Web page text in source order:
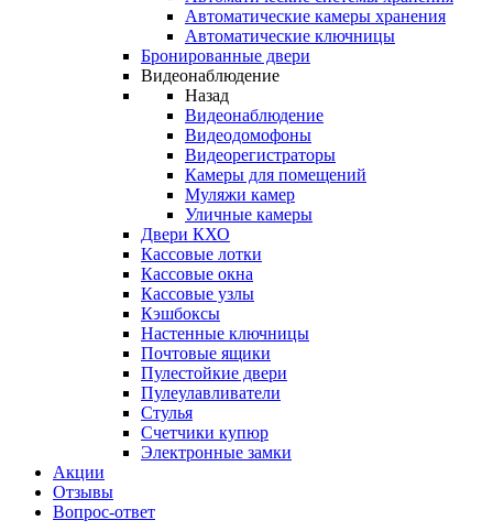
Автоматические камеры хранения
Автоматические ключницы
Бронированные двери
Видеонаблюдение
Назад
Видеонаблюдение
Видеодомофоны
Видеорегистраторы
Камеры для помещений
Муляжи камер
Уличные камеры
Двери КХО
Кассовые лотки
Кассовые окна
Кассовые узлы
Кэшбоксы
Настенные ключницы
Почтовые ящики
Пулестойкие двери
Пулеулавливатели
Стулья
Счетчики купюр
Электронные замки
Акции
Отзывы
Вопрос-ответ